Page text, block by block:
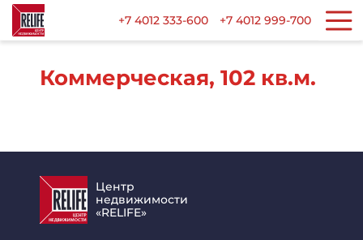
+7 4012 333-600 +7 4012 999-700
Коммерческая, 102 кв.м.
Центр
недвижимости
«RELIFE»